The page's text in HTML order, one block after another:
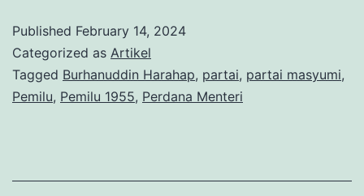
1955:
Jejak
(II)
Published February 14, 2024
Categorized as Artikel
Tagged Burhanuddin Harahap, partai, partai masyumi,
Pemilu, Pemilu 1955, Perdana Menteri